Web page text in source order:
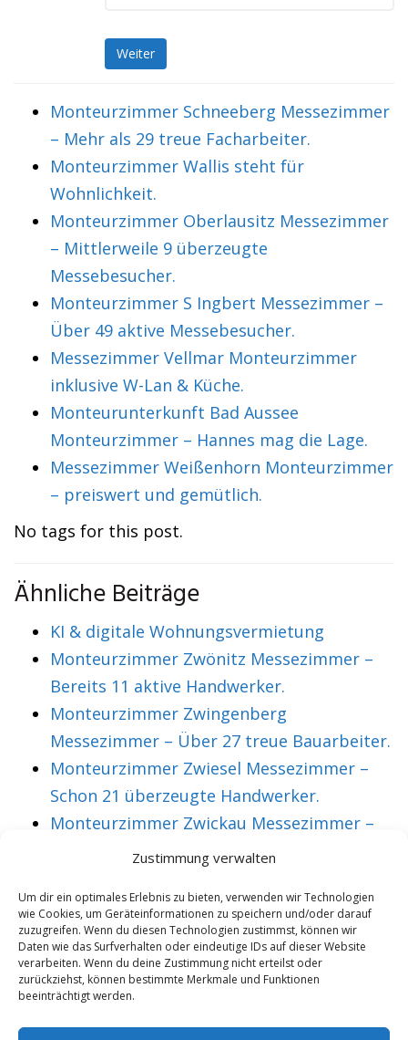
Zustimmung verwalten
Um dir ein optimales Erlebnis zu bieten, verwenden wir Technologien
wie Cookies, um Geräteinformationen zu speichern und/oder darauf
zuzugreifen. Wenn du diesen Technologien zustimmst, können wir
Daten wie das Surfverhalten oder eindeutige IDs auf dieser Website
verarbeiten. Wenn du deine Zustimmung nicht erteilst oder
zurückziehst, können bestimmte Merkmale und Funktionen
beeinträchtigt werden.
Weiter
Monteurzimmer Schneeberg Messezimmer
– Mehr als 29 treue Facharbeiter.
Monteurzimmer Wallis steht für
Wohnlichkeit.
Monteurzimmer Oberlausitz Messezimmer
– Mittlerweile 9 überzeugte
Messebesucher.
Monteurzimmer S Ingbert Messezimmer –
Über 49 aktive Messebesucher.
Messezimmer Vellmar Monteurzimmer
inklusive W-Lan & Küche.
Monteurunterkunft Bad Aussee
Monteurzimmer – Hannes mag die Lage.
Messezimmer Weißenhorn Monteurzimmer
– preiswert und gemütlich.
No tags for this post.
Ähnliche Beiträge
KI & digitale Wohnungsvermietung
Monteurzimmer Zwönitz Messezimmer –
Bereits 11 aktive Handwerker.
Monteurzimmer Zwingenberg
Messezimmer – Über 27 treue Bauarbeiter.
Monteurzimmer Zwiesel Messezimmer –
Schon 21 überzeugte Handwerker.
Monteurzimmer Zwickau Messezimmer –
Über 36 treue Montagearbeiter.
VORHERIGER ARTIKEL
Messewohnung
Lemgo
Monteurzimmer –
Florian liebt die
NÄCHSTER ARTIKEL
Monteurzimmer
Lengerich
38 zufriedene Gäste